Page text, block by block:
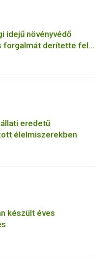
idejű növényvédő
forgalmát derítette fel a
eredetű
élelmiszerekben
készült éves